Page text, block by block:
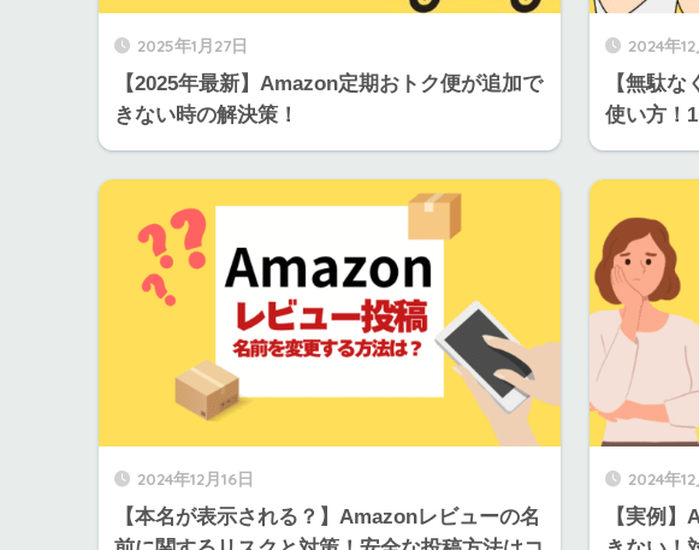
2025年1月27日
【2025年最新】Amazon定期おトク便が追加で
きない時の解決策！
2024年12
【無駄
使い方！
2024年12月16日
【本名が表示される？】Amazonレビューの名
2024年12
【実例